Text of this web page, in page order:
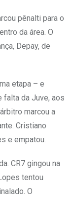
pênalti para o
da área. O
Depay, de
etapa – e
falta da Juve, aos
marcou a
Cristiano
e empatou.
CR7 gingou na
tentou
O